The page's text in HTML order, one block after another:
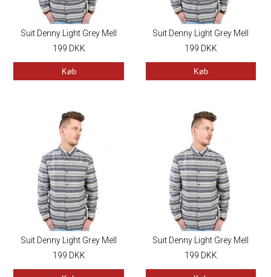
Suit Denny Light Grey Mell
199 DKK
Køb
Suit Denny Light Grey Mell
199 DKK
Køb
Suit Denny Light Grey Mell
199 DKK
Suit Denny Light Grey Mell
199 DKK